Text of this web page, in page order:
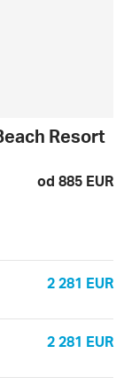
Resort
od 885 EUR
2 281 EUR
2 281 EUR